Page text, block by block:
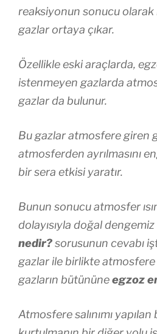
reaksiyonun sonucu olarak
gazlar ortaya çıkar.
Özellikle eski araçlarda,
istenmeyen gazlarda
gazlar da bulunur.
Bu gazlar atmosfere giren
atmosferden ayrılmasını
bir sera etkisi yaratır.
Bunun sonucu atmosfer
dolayısıyla doğal
nedir?sorusunun cevabı
gazlar ile birlikte atmosfere
gazların bütününeegzoz
Atmosfere salınımı